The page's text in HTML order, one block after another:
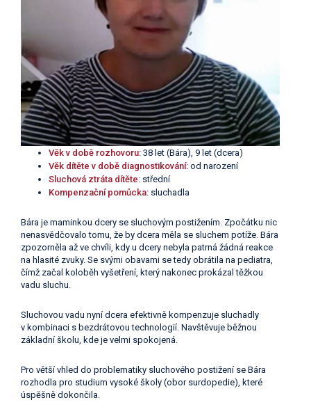
Věk v době rozhovoru: 38 let (Bára), 9 let (dcera)
Věk dítěte v době diagnostikování: od narození
Sluchová ztráta dítěte: střední
Kompenzační pomůcka: sluchadla
Bára je maminkou dcery se sluchovým postižením. Zpočátku nic
nenasvědčovalo tomu, že by dcera měla se sluchem potíže. Bára
zpozorněla až ve chvíli, kdy u dcery nebyla patrná žádná reakce
na hlasité zvuky. Se svými obavami se tedy obrátila na pediatra,
čímž začal koloběh vyšetření, který nakonec prokázal těžkou
vadu sluchu.
Sluchovou vadu nyní dcera efektivně kompenzuje sluchadly
v kombinaci s bezdrátovou technologií. Navštěvuje běžnou
základní školu, kde je velmi spokojená.
Pro větší vhled do problematiky sluchového postižení se Bára
rozhodla pro studium vysoké školy (obor surdopedie), které
úspěšně dokončila.